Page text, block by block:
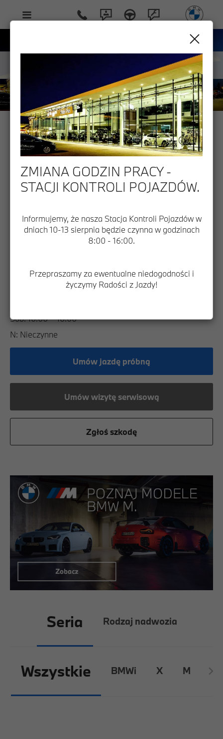
ZMIANA GODZIN PRACY -
STACJI KONTROLI POJAZDÓW.
Informujemy, że nasza Stacja Kontroli Pojazdów w
dniach 10-13 sierpnia będzie czynna w godzinach
8:00 - 16:00.
Przepraszamy za ewentualne niedogodności i
życzymy Radości z Jazdy!
DEALER BMW AUTO FUS GROUP.
ODKRYJ ŚWIAT BMW.
Dealer BMW Auto Fus Group..
Ostrobramska 73
Godziny Otwarcia
Sob: 10.00 – 16.00
N: Nieczynne
Umów jazdę próbną
Umów wizytę serwisową
Zgłoś szkodę
Seria Rodzaj nadwozia
Wszystkie BMWi X M 8